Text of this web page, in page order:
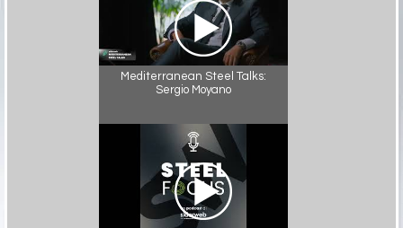
Mediterranean Steel Talks:
Sergio Moyano